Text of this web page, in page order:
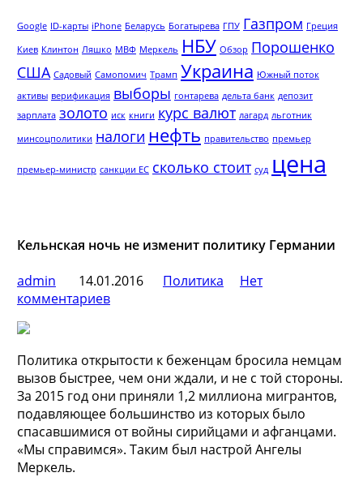
Google ID-карты iPhone Беларусь Богатырева ГПУ Газпром Греция
Киев Клинтон Ляшко МВФ Меркель НБУ Обзор Порошенко
США Садовый Самопомич Трамп Украина Южный поток
активы верификация выборы гонтарева дельта банк депозит
зарплата золото иск книги курс валют лагард льготник
минсоцполитики налоги нефть правительство премьер
премьер-министр санкции ЕС сколько стоит суд цена
Кельнская ночь не изменит политику Германии
admin
14.01.2016 Политика
Нет
комментариев
Политика открытости к беженцам бросила немцам
вызов быстрее, чем они ждали, и не с той стороны.
За 2015 год они приняли 1,2 миллиона мигрантов,
подавляющее большинство из которых было
спасавшимися от войны сирийцами и афганцами.
«Мы справимся». Таким был настрой Ангелы
Меркель.